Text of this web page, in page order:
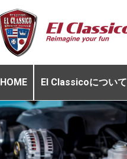
HOME El Classicoについて